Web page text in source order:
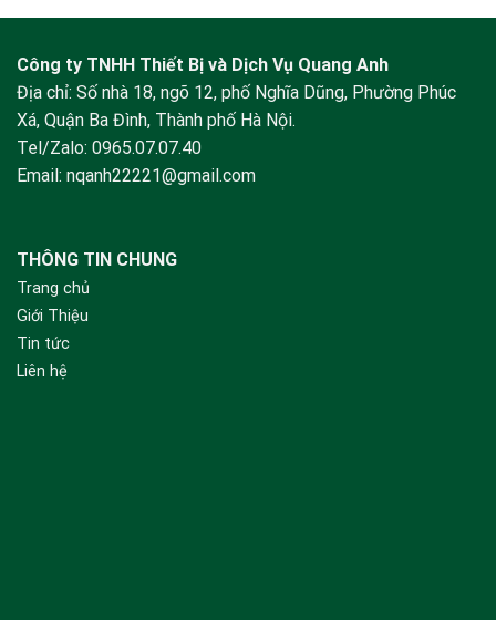
Công ty TNHH Thiết Bị và Dịch Vụ Quang Anh
Địa chỉ: Số nhà 18, ngõ 12, phố Nghĩa Dũng, Phường Phúc
Xá, Quận Ba Đình, Thành phố Hà Nội.
Tel/Zalo: 0965.07.07.40
Email: nqanh22221@gmail.com
THÔNG TIN CHUNG
Trang chủ
Giới Thiệu
Tin tức
Liên hệ